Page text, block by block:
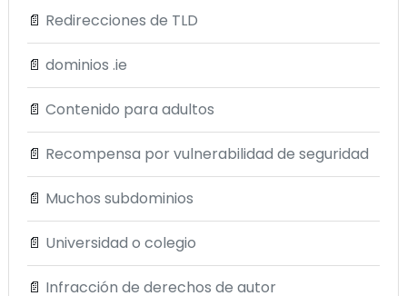
📄 Redirecciones de TLD
📄 dominios .ie
📄 Contenido para adultos
📄 Recompensa por vulnerabilidad de seguridad
📄 Muchos subdominios
📄 Universidad o colegio
📄 Infracción de derechos de autor